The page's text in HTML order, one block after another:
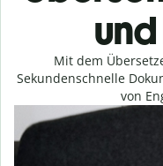
Mit dem
Sekundenschnelle
von